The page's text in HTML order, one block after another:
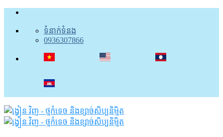
រំលង
មាតិកា
ទំនាក់ទំនង
0936307866